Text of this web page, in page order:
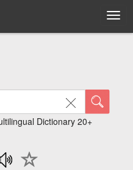
Dictionary 20+